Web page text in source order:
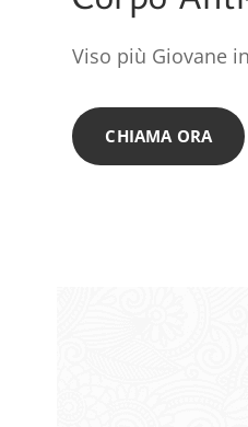
Viso più Giovane
CHIAMA ORA